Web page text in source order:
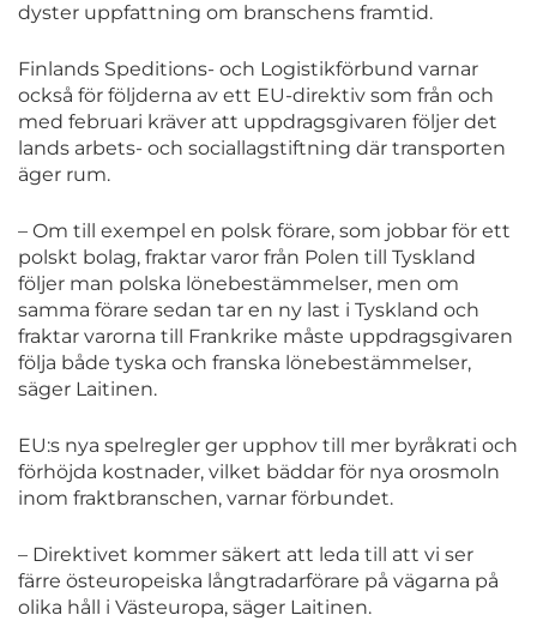
dyster uppfattning om branschens framtid.
Finlands Speditions- och Logistikförbund varnar
också för följderna av ett EU-direktiv som från och
med februari kräver att uppdragsgivaren följer det
lands arbets- och sociallagstiftning där transporten
äger rum.
– Om till exempel en polsk förare, som jobbar för ett
polskt bolag, fraktar varor från Polen till Tyskland
följer man polska lönebestämmelser, men om
samma förare sedan tar en ny last i Tyskland och
fraktar varorna till Frankrike måste uppdragsgivaren
följa både tyska och franska lönebestämmelser,
säger Laitinen.
EU:s nya spelregler ger upphov till mer byråkrati och
förhöjda kostnader, vilket bäddar för nya orosmoln
inom fraktbranschen, varnar förbundet.
– Direktivet kommer säkert att leda till att vi ser
färre östeuropeiska långtradarförare på vägarna på
olika håll i Västeuropa, säger Laitinen.